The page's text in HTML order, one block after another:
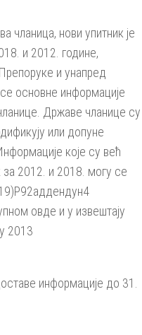
чланица, нови упитник је
и 2012. године,
и унапред
основне информације
Државе чланице су
или допуне
које су већ
за 2012. и 2018. могу се
овде и у извештају
2013
информације до 31.